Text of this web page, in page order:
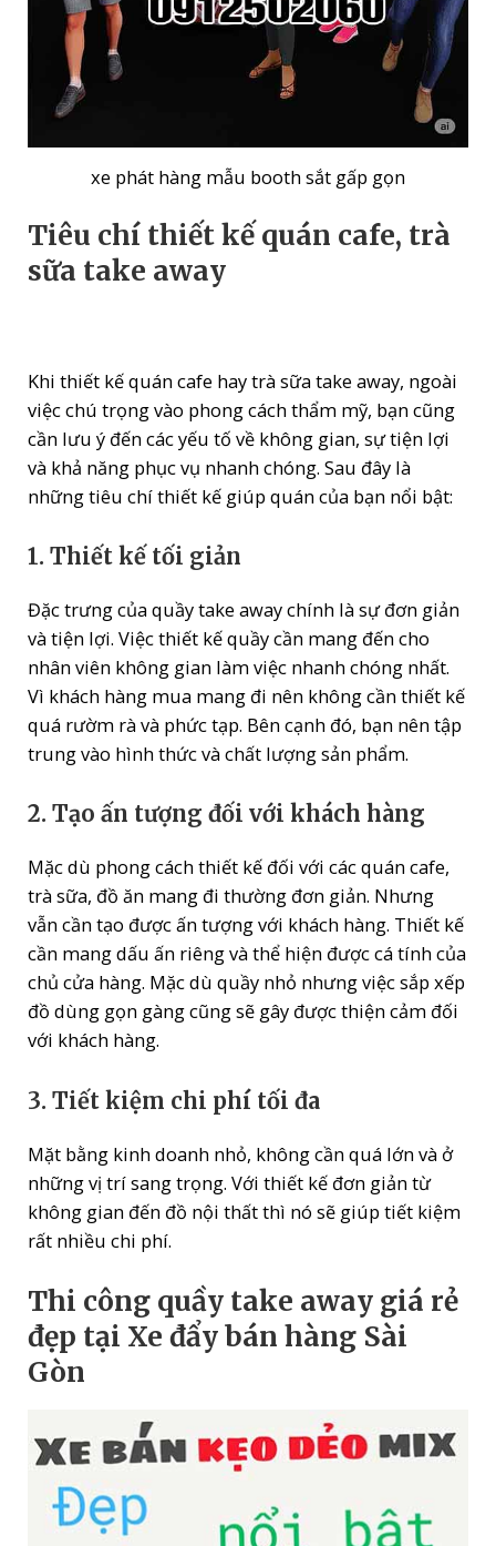
xe phát hàng mẫu booth sắt gấp gọn
Tiêu chí thiết kế quán cafe, trà
sữa take away
Khi thiết kế quán cafe hay trà sữa take away, ngoài
việc chú trọng vào phong cách thẩm mỹ, bạn cũng
cần lưu ý đến các yếu tố về không gian, sự tiện lợi
và khả năng phục vụ nhanh chóng. Sau đây là
những tiêu chí thiết kế giúp quán của bạn nổi bật:
1. Thiết kế tối giản
Đặc trưng của quầy take away chính là sự đơn giản
và tiện lợi. Việc thiết kế quầy cần mang đến cho
nhân viên không gian làm việc nhanh chóng nhất.
Vì khách hàng mua mang đi nên không cần thiết kế
quá rườm rà và phức tạp. Bên cạnh đó, bạn nên tập
trung vào hình thức và chất lượng sản phẩm.
2. Tạo ấn tượng đối với khách hàng
Mặc dù phong cách thiết kế đối với các quán cafe,
trà sữa, đồ ăn mang đi thường đơn giản. Nhưng
vẫn cần tạo được ấn tượng với khách hàng. Thiết kế
cần mang dấu ấn riêng và thể hiện được cá tính của
chủ cửa hàng. Mặc dù quầy nhỏ nhưng việc sắp xếp
đồ dùng gọn gàng cũng sẽ gây được thiện cảm đối
với khách hàng.
3. Tiết kiệm chi phí tối đa
Mặt bằng kinh doanh nhỏ, không cần quá lớn và ở
những vị trí sang trọng. Với thiết kế đơn giản từ
không gian đến đồ nội thất thì nó sẽ giúp tiết kiệm
rất nhiều chi phí.
Thi công quầy take away giá rẻ
đẹp tại Xe đẩy bán hàng Sài
Gòn